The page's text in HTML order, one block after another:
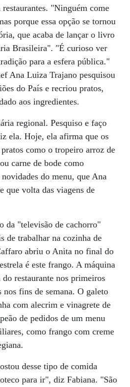
restaurantes. "Ninguém come
porque essa opção se tornou
que acaba de lançar o livro
Brasileira". "É curioso ver
para a esfera pública."
Ana Luiza Trajano pesquisou
do País e recriou pratos,
aos ingredientes.
regional. Pesquiso e faço
ela. Hoje, ela afirma que os
como o tropeiro arroz de
carne de bode como
do menu, que Ana
que volta das viagens de
da "televisão de cachorro"
de trabalhar na cozinha de
abriu o Anita no final do
é este frango. A máquina
restaurante nos primeiros
nos fins de semana. O galeto
com alecrim e vinagrete de
de pedidos de um menu
como frango com creme
desse tipo de comida
para ir", diz Fabiana. "São